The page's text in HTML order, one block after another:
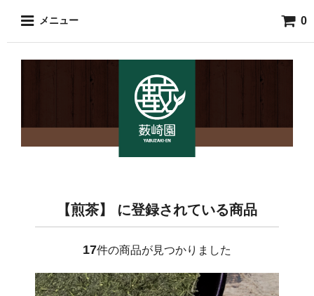
メニュー 0
【煎茶】 に登録されている商品
17件の商品が見つかりました